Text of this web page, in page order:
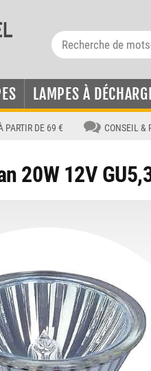
LAMPES À
PARTIR DE 69 € CONSEIL &
20W 12V